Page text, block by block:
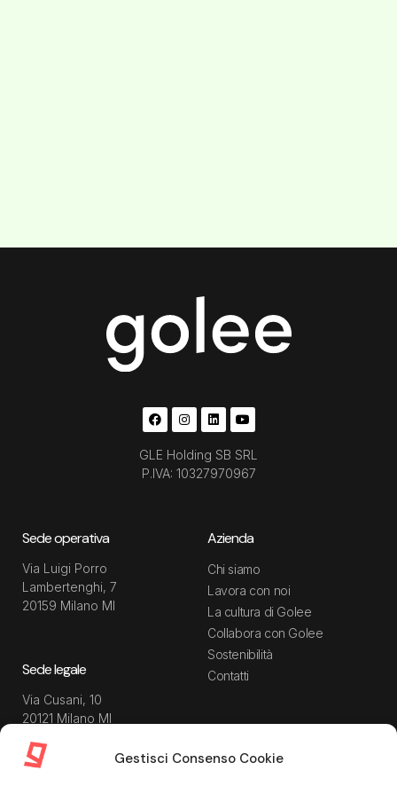
Gestisci Consenso Cookie
GLE Holding SB SRL
P.IVA: 10327970967
Sede operativa
Via Luigi Porro
Lambertenghi, 7
20159 Milano MI
Sede legale
Via Cusani, 10
20121 Milano MI
Azienda
Chi siamo
Lavora con noi
La cultura di Golee
Collabora con Golee
Sostenibilità
Contatti